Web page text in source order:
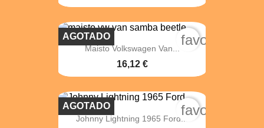
Maisto Volkswagen Van...
16,12 €
AGOTADO
Johnny Lightning 1965 Ford...
AGOTADO